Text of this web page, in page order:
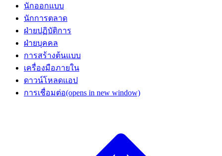
นักออกแบบ
นักการตลาด
ฝ่ายปฏิบัติการ
ฝ่ายบุคคล
การสร้างต้นแบบ
เครื่องมือภายใน
ดาวน์โหลดแอป
การเชื่อมต่อ(opens in new window)